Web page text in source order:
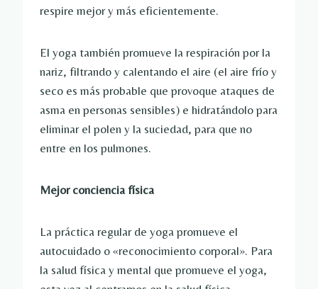
respire mejor y más eficientemente.
El yoga también promueve la respiración por la
nariz, filtrando y calentando el aire (el aire frío y
seco es más probable que provoque ataques de
asma en personas sensibles) e hidratándolo para
eliminar el polen y la suciedad, para que no
entre en los pulmones.
Mejor conciencia física
La práctica regular de yoga promueve el
autocuidado o «reconocimiento corporal». Para
la salud física y mental que promueve el yoga,